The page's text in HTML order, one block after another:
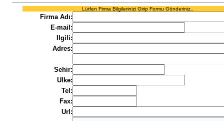
Lütfen Firma Bilgilerinizi Girip Formu Gönderiniz..
Firma Adı:
E-mail:
Ilgili:
Adres:
Sehir:
Ulke:
Tel:
Fax:
Url: